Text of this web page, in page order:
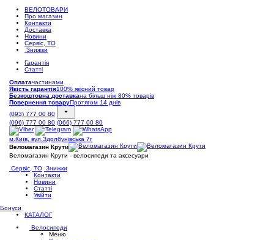
ВЕЛОТОВАРИ
Про магазин
Контакти
Доставка
Новини
Сервіс, ТО
Знижки
Гарантія
Статті
Оплатачастинами
Якість гарантія100% якісний товар
Безкоштовна доставкана більш ніж 80% товарів
Повернення товаруПротягом 14 днів
(093) 777 00 80
(096) 777 00 80 (066) 777 00 80
м.Київ, вул.Здолбунівська 7г
Веломагазин Крути
Веломагазин Крути - велосипеди та аксесуари
Сервіс, ТО Знижки
Контакти
Новини
Статті
Увійти
Бонуси
КАТАЛОГ
Велосипеди
Меню